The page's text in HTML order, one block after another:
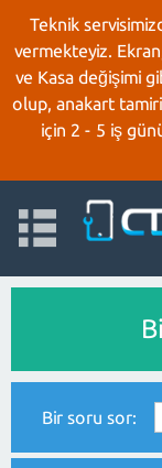
Teknik
vermekteyiz.
ve Kasa değişimi
olup, anakart
için 2 - 5 iş
Bir soru sor: